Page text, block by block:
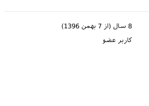
8 سال (از 7 بهمن 1396)
کاربر عضو